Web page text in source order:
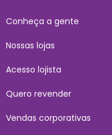
Conheça a gente
Nossas lojas
Acesso lojista
Quero revender
Vendas corporativas